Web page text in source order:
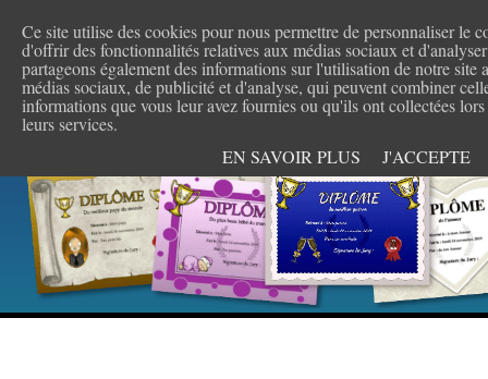
Ce site utilise des cookies pour nous permettre de personnaliser le
d'offrir des fonctionnalités relatives aux médias sociaux et
partageons également des informations sur l'utilisation de notre site
médias sociaux, de publicité et d'analyse, qui peuvent combiner
informations que vous leur avez fournies ou qu'ils ont collectées
leurs services.
EN SAVOIR PLUS
J'ACCEPTE